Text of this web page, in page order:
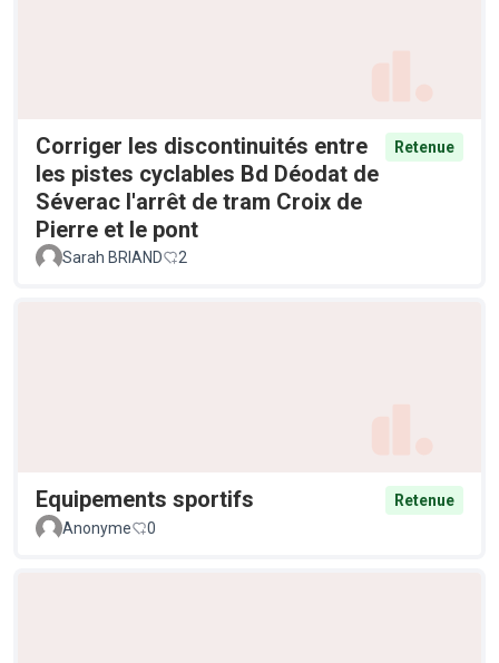
Corriger les discontinuités entre
les pistes cyclables Bd Déodat de
Séverac l'arrêt de tram Croix de
Pierre et le pont
Retenue
Sarah BRIAND 2
Equipements sportifs
Retenue
Anonyme
0